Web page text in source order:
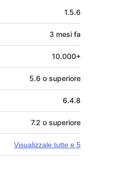
1.5.6
3 mesi fa
10.000+
5.6 o superiore
6.4.8
7.2 o superiore
Visualizzale tutte e 5